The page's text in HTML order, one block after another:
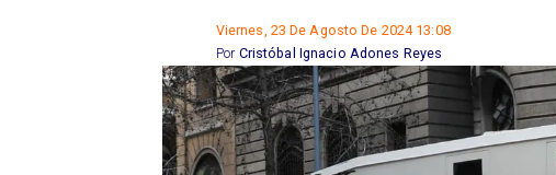
Viernes, 23 De Agosto De 2024 13:08
Cristóbal Ignacio Adones Reyes
Por